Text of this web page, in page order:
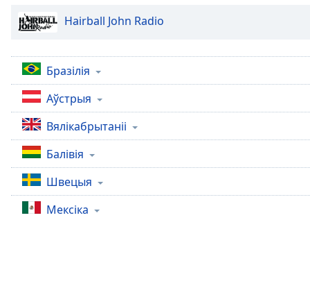
Descriptions
descriptions
off
selected
Subtitles
subtitles
settings,
opens
subtitles
settings
Hairball John Radio
Бразілія
Аўстрыя
Вялікабрытаніі
Балівія
Швецыя
Мексіка